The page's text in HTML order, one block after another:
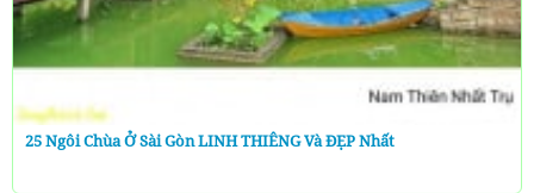
25 Ngôi Chùa Ở Sài Gòn LINH THIÊNG Và ĐẸP Nhất